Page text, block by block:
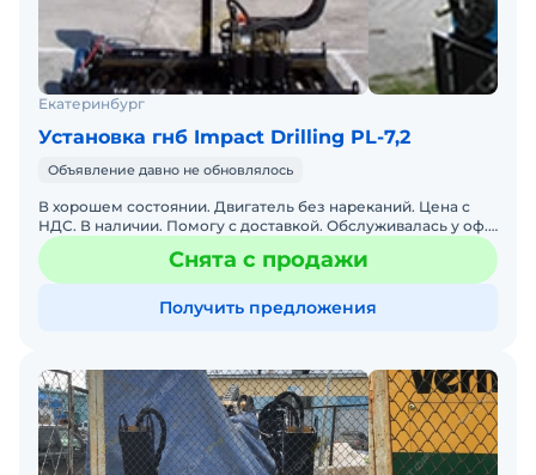
Екатеринбург
Установка гнб Impact Drilling PL-7,2
Объявление давно не обновлялось
В хорошем состоянии. Двигатель без нареканий. Цена с
НДС. В наличии. Помогу с доставкой. Обслуживалась у оф.
дилера. Готова к эксплуатации.
Снята с продажи
Получить предложения